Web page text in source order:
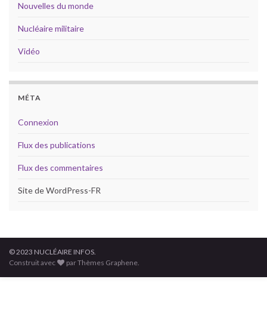
Nouvelles du monde
Nucléaire militaire
Vidéo
MÉTA
Connexion
Flux des publications
Flux des commentaires
Site de WordPress-FR
© 2023 NUCLÉAIRE INFOS.
Construit avec
par Thèmes Graphene.